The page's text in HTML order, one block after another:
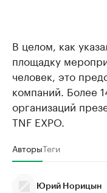
В целом, как
площадку
человек, это
компаний. Более
организаций
TNF EXPO.
АвторыТеги
Юрий Норицын